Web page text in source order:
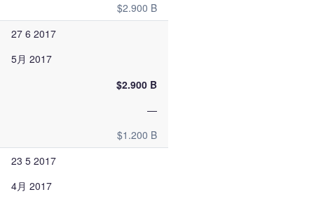
$2.900 B
27 6 2017
5月 2017
$2.900 B
—
$1.200 B
23 5 2017
4月 2017